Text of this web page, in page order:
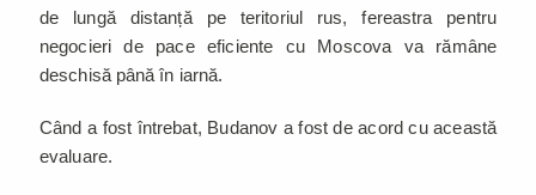
de lungă distanță pe teritoriul rus, fereastra pentru
negocieri de pace eficiente cu Moscova va rămâne
deschisă până în iarnă.
Când a fost întrebat, Budanov a fost de acord cu această
evaluare.